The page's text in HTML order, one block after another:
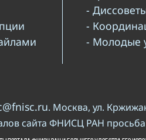
-
-
- Молодые
. Москва, ул.
сайта ФНИСЦ РАН просьба